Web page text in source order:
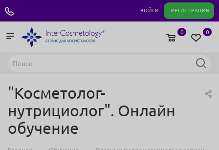
ВОЙТИ РЕГИСТРАЦИЯ
0
0
"Косметолог-
нутрициолог". Онлайн
обучение